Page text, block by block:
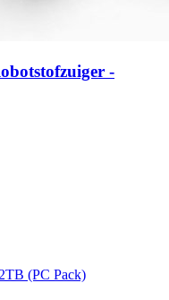
-
(PC Pack)